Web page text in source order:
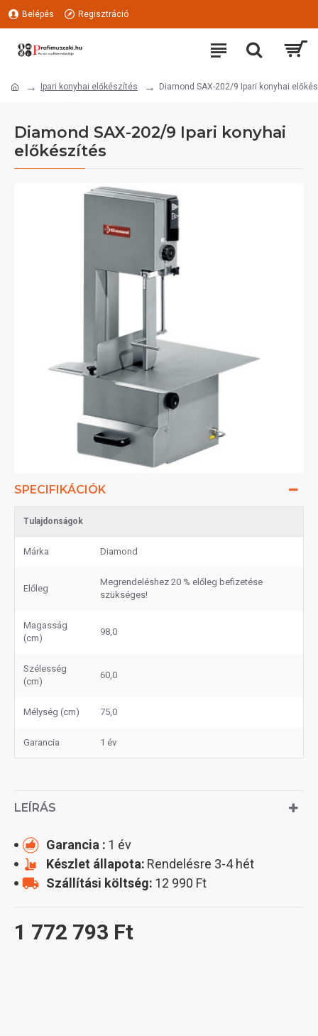
Belépés Regisztráció
Ipari konyhai előkészítés Diamond SAX-202/9 Ipari konyhai
Diamond SAX-202/9 Ipari konyhai
előkészítés
SPECIFIKÁCIÓK
Tulajdonságok
Márka Diamond
Előleg
Megrendeléshez 20 % előleg befizetése
szükséges!
Magasság
(cm)
98,0
Szélesség
(cm)
60,0
Mélység (cm) 75,0
Garancia 1 év
LEÍRÁS
1 772 793 Ft
Garancia : 1 év
Készlet állapota: Rendelésre 3-4 hét
Szállítási költség: 12 990 Ft